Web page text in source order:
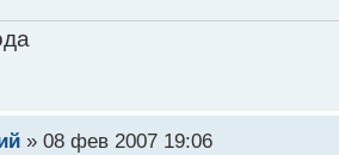
» 08 фев 2007 19:06